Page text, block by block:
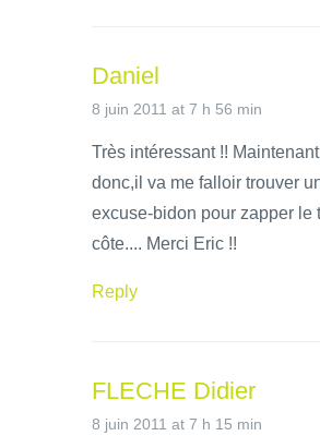
Daniel
8 juin 2011 at 7 h 56 min
Très intéressant !!
donc,il va me falloir trouver
excuse-bidon pour zapper le
côte.... Merci Eric !!
Reply
FLECHE Didier
8 juin 2011 at 7 h 15 min